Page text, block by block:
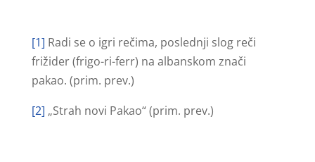
[1] Radi se o igri rečima, poslednji slog reči
frižider (frigo-ri-ferr) na albanskom znači
pakao. (prim. prev.)
[2] „Strah novi Pakao“ (prim. prev.)